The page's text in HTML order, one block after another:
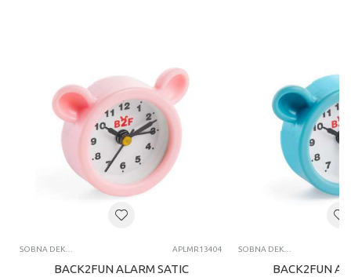
SOBNA DEKORACIJA APLMR13404
BACK2FUN ALARM SATIC
SOBNA DEKORACIJA
BACK2FUN